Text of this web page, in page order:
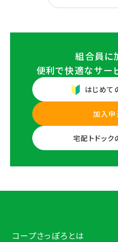
組合員に
便利で快適なサー
はじめて
加入申
宅配トドッ
コープさっぽろとは